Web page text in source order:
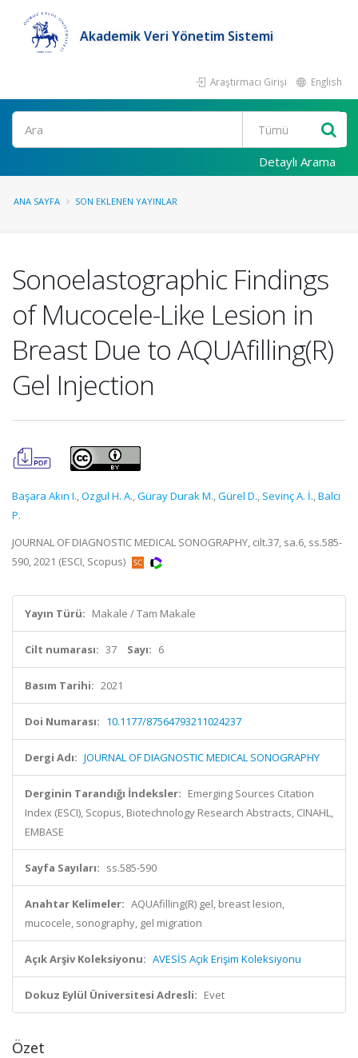
Akademik Veri Yönetim Sistemi
Araştırmacı Girişi English
Ara
Detaylı Arama
ANA SAYFA SON EKLENEN YAYINLAR
Sonoelastographic Findings
of Mucocele-Like Lesion in
Breast Due to AQUAfilling(R)
Gel Injection
Başara Akın I.,Ozgul H. A.,Güray Durak M.,Gürel D., Sevinç A. İ.,Balcı
P.
JOURNAL OF DIAGNOSTIC MEDICAL SONOGRAPHY, cilt.37, sa.6, ss.585-
590, 2021 (ESCI, Scopus)
Yayın Türü: Makale / Tam Makale
Cilt numarası: 37 Sayı: 6
Basım Tarihi: 2021
Doi Numarası: 10.1177/87564793211024237
Dergi Adı: JOURNAL OF DIAGNOSTIC MEDICAL SONOGRAPHY
Derginin Tarandığı İndeksler: Emerging Sources Citation
Index (ESCI), Scopus, Biotechnology Research Abstracts, CINAHL,
EMBASE
Sayfa Sayıları: ss.585-590
Anahtar Kelimeler: AQUAfilling(R) gel, breast lesion,
mucocele, sonography, gel migration
Açık Arşiv Koleksiyonu: AVESİS Açık Erişim Koleksiyonu
Dokuz Eylül Üniversitesi Adresli: Evet
Özet